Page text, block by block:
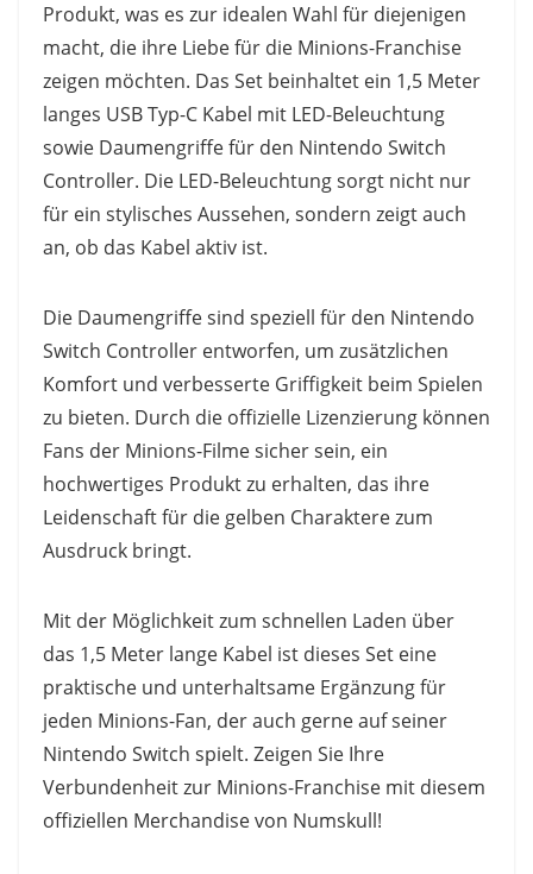
Produkt, was es zur idealen Wahl für diejenigen
macht, die ihre Liebe für die Minions-Franchise
zeigen möchten. Das Set beinhaltet ein 1,5 Meter
langes USB Typ-C Kabel mit LED-Beleuchtung
sowie Daumengriffe für den Nintendo Switch
Controller. Die LED-Beleuchtung sorgt nicht nur
für ein stylisches Aussehen, sondern zeigt auch
an, ob das Kabel aktiv ist.
Die Daumengriffe sind speziell für den Nintendo
Switch Controller entworfen, um zusätzlichen
Komfort und verbesserte Griffigkeit beim Spielen
zu bieten. Durch die offizielle Lizenzierung können
Fans der Minions-Filme sicher sein, ein
hochwertiges Produkt zu erhalten, das ihre
Leidenschaft für die gelben Charaktere zum
Ausdruck bringt.
Mit der Möglichkeit zum schnellen Laden über
das 1,5 Meter lange Kabel ist dieses Set eine
praktische und unterhaltsame Ergänzung für
jeden Minions-Fan, der auch gerne auf seiner
Nintendo Switch spielt. Zeigen Sie Ihre
Verbundenheit zur Minions-Franchise mit diesem
offiziellen Merchandise von Numskull!